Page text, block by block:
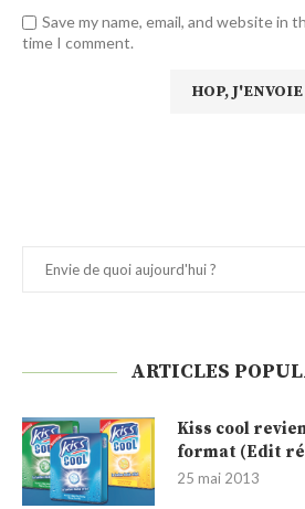
Save my name, email, and website in
time I comment.
ARTICLES
Kiss cool
format (Edit
25 mai 2013